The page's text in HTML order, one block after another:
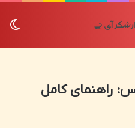
راهنمای کامل